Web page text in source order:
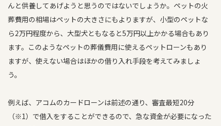
んと供養してあげようと思うのではないでしょうか。ペットの火
葬費用の相場はペットの大きさにもよりますが、小型のペットな
ら2万円程度から、大型犬ともなると5万円以上かかる場合もあり
ます。このようなペットの葬儀費用に使えるペットローンもあり
ますが、使えない場合はほかの借り入れ手段を考えてみましょ
う。
例えば、アコムのカードローンは前述の通り、審査最短20分
（※1）で借入をすることができるので、急な資金が必要になった